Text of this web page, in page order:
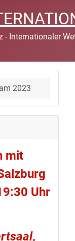
Internationaler
2023
mit
Uhr
,